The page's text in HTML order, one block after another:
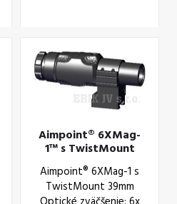
Aimpoint® 6XMag-
1™ s TwistMount
39mm
Aimpoint® 6XMag-1 s
TwistMount 39mm